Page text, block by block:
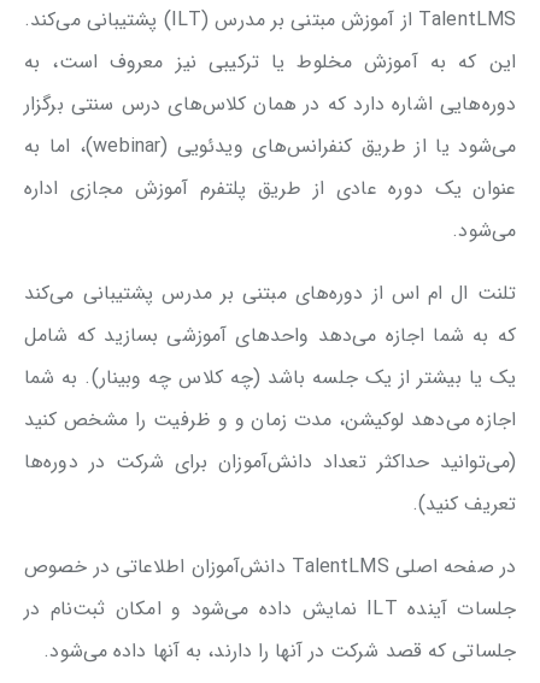
TalentLMS از آموزش مبتنی بر مدرس (ILT) پشتیبانی می‌کند.
این که به آموزش مخلوط یا ترکیبی نیز معروف است، به
دوره‌هایی اشاره دارد که در همان کلاس‌های درس سنتی برگزار
می‌شود یا از طریق کنفرانس‌های ویدئویی (webinar)، اما به
عنوان یک دوره عادی از طریق پلتفرم آموزش مجازی اداره
می‌شود.
تلنت ال ام اس از دوره‌های مبتنی بر مدرس پشتیبانی می‌کند
که به شما اجازه می‌دهد واحدهای آموزشی بسازید که شامل
یک یا بیشتر از یک جلسه باشد (چه کلاس چه وبینار). به شما
اجازه می‌دهد لوکیشن، مدت زمان و و ظرفیت را مشخص کنید
(می‌توانید حداکثر تعداد دانش‌آموزان برای شرکت در دوره‌ها
تعریف کنید).
در صفحه اصلی TalentLMS دانش‌آموزان اطلاعاتی در خصوص
جلسات آینده ILT نمایش داده می‌شود و امکان ثبت‌نام در
جلساتی که قصد شرکت در آنها را دارند، به آنها داده می‌شود.